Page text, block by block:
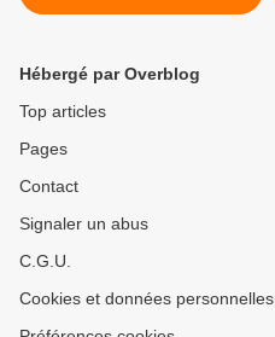
Hébergé par Overblog
Top articles
Pages
Contact
Signaler un abus
C.G.U.
Cookies et données personnelles